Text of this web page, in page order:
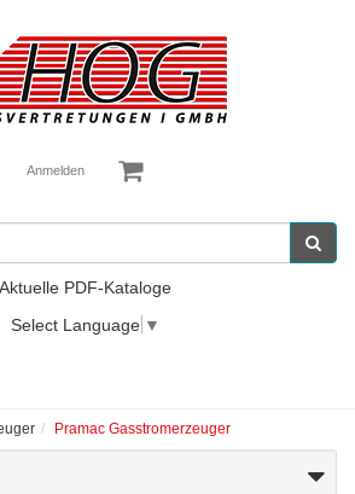
Anmelden
Aktuelle PDF-Kataloge
Select Language ▼
Pramac Gasstromerzeuger